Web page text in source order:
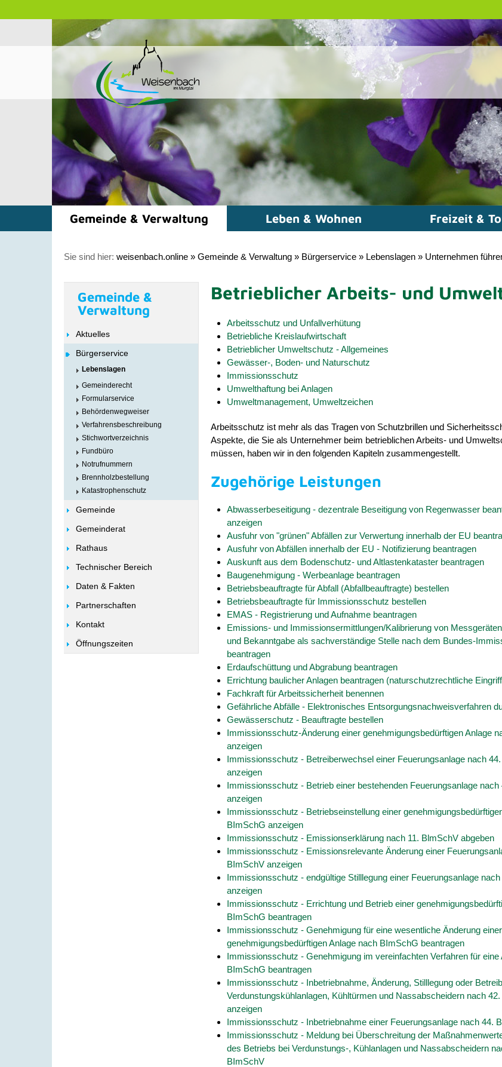
Gemeinde & Verwaltung Leben & Wohnen Freizeit &
Sie sind hier: weisenbach.online » Gemeinde & Verwaltung » Bürgerservice » Lebenslagen » Unternehmen
Gemeinde &
Verwaltung
Aktuelles
Bürgerservice
Lebenslagen
Gemeinderecht
Formularservice
Behördenwegweiser
Verfahrensbeschreibung
Stichwortverzeichnis
Fundbüro
Notrufnummern
Brennholzbestellung
Katastrophenschutz
Gemeinde
Gemeinderat
Rathaus
Technischer Bereich
Daten & Fakten
Partnerschaften
Kontakt
Öffnungszeiten
Betrieblicher Arbeits- und
Arbeitsschutz und Unfallverhütung
Betriebliche Kreislaufwirtschaft
Betrieblicher Umweltschutz - Allgemeines
Gewässer-, Boden- und Naturschutz
Immissionsschutz
Umwelthaftung bei Anlagen
Umweltmanagement, Umweltzeichen
Arbeitsschutz ist mehr als das Tragen von Schutzbrillen und
Aspekte, die Sie als Unternehmer beim betrieblichen Arbeits- und
müssen, haben wir in den folgenden Kapiteln zusammengestellt.
Zugehörige Leistungen
Abwasserbeseitigung - dezentrale Beseitigung von Regenwasser
anzeigen
Ausfuhr von "grünen" Abfällen zur Verwertung innerhalb der EU
Ausfuhr von Abfällen innerhalb der EU - Notifizierung beantragen
Auskunft aus dem Bodenschutz- und Altlastenkataster beantragen
Baugenehmigung - Werbeanlage beantragen
Betriebsbeauftragte für Abfall (Abfallbeauftragte) bestellen
Betriebsbeauftragte für Immissionsschutz bestellen
EMAS - Registrierung und Aufnahme beantragen
Emissions- und Immissionsermittlungen/Kalibrierung von
und Bekanntgabe als sachverständige Stelle nach dem Bundes-
beantragen
Erdaufschüttung und Abgrabung beantragen
Errichtung baulicher Anlagen beantragen (naturschutzrechtliche
Fachkraft für Arbeitssicherheit benennen
Gefährliche Abfälle - Elektronisches Entsorgungsnachweisverfahren
Gewässerschutz - Beauftragte bestellen
Immissionsschutz-Änderung einer genehmigungsbedürftigen Anlage
anzeigen
Immissionsschutz - Betreiberwechsel einer Feuerungsanlage nach
anzeigen
Immissionsschutz - Betrieb einer bestehenden Feuerungsanlage
anzeigen
Immissionsschutz - Betriebseinstellung einer
BImSchG anzeigen
Immissionsschutz - Emissionserklärung nach 11. BlmSchV abgeben
Immissionsschutz - Emissionsrelevante Änderung einer
BImSchV anzeigen
Immissionsschutz - endgültige Stilllegung einer Feuerungsanlage
anzeigen
Immissionsschutz - Errichtung und Betrieb einer
BImSchG beantragen
Immissionsschutz - Genehmigung für eine wesentliche Änderung einer
genehmigungsbedürftigen Anlage nach BImSchG beantragen
Immissionsschutz - Genehmigung im vereinfachten Verfahren für eine
BImSchG beantragen
Immissionsschutz - Inbetriebnahme, Änderung, Stilllegung oder
Verdunstungskühlanlagen, Kühltürmen und Nassabscheidern nach
anzeigen
Immissionsschutz - Inbetriebnahme einer Feuerungsanlage nach 44.
Immissionsschutz - Meldung bei Überschreitung der
des Betriebs bei Verdunstungs-, Kühlanlagen und Nassabscheidern
BImSchV